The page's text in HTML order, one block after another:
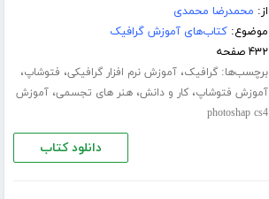
از: محمدرضا محمدی
موضوع:کتاب‌های آموزش گرافیک
۴۳۲ صفحه
برچسب‌ها:گرافیک،آموزش نرم افزار گرافیکی، فتوشاپ،
آموزش فتوشاپ،کار و دانش،هنر های تجسمی،آموزش
photoshap cs4
دانلود کتاب